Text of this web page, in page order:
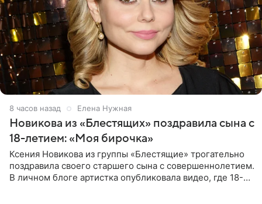
8 часов назад Елена Нужная
Новикова из «Блестящих» поздравила сына с
18-летием: «Моя бирочка»
Ксения Новикова из группы «Блестящие» трогательно
поздравила своего старшего сына с совершеннолетием.
В личном блоге артистка опубликовала видео, где 18-